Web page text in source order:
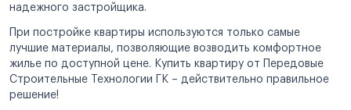
надежного застройщика.
При постройке квартиры используются только самые
лучшие материалы, позволяющие возводить комфортное
жилье по доступной цене. Купить квартиру от Передовые
Строительные Технологии ГК – действительно правильное
решение!